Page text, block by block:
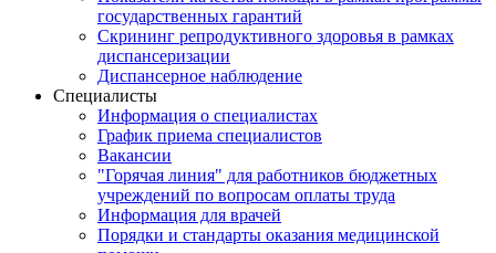
государственных гарантий
Скрининг репродуктивного здоровья в рамках
диспансеризации
Диспансерное наблюдение
Специалисты
Информация о специалистах
График приема специалистов
Вакансии
"Горячая линия" для работников бюджетных
учреждений по вопросам оплаты труда
Информация для врачей
Порядки и стандарты оказания медицинской